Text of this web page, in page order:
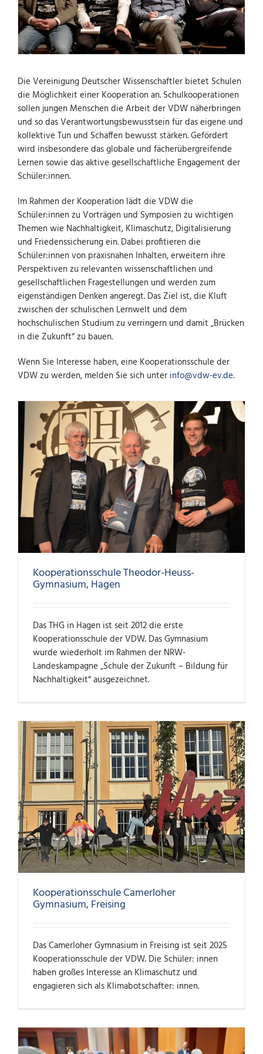
Die Vereinigung Deutscher Wissenschaftler bietet Schulen
die Möglichkeit einer Kooperation an. Schulkooperationen
sollen jungen Menschen die Arbeit der VDW näherbringen
und so das Verantwortungsbewusstsein für das eigene und
kollektive Tun und Schaffen bewusst stärken. Gefördert
wird insbesondere das globale und fächerübergreifende
Lernen sowie das aktive gesellschaftliche Engagement der
Schüler:innen.
Im Rahmen der Kooperation lädt die VDW die
Schüler:innen zu Vorträgen und Symposien zu wichtigen
Themen wie Nachhaltigkeit, Klimaschutz, Digitalisierung
und Friedenssicherung ein. Dabei profitieren die
Schüler:innen von praxisnahen Inhalten, erweitern ihre
Perspektiven zu relevanten wissenschaftlichen und
gesellschaftlichen Fragestellungen und werden zum
eigenständigen Denken angeregt. Das Ziel ist, die Kluft
zwischen der schulischen Lernwelt und dem
hochschulischen Studium zu verringern und damit „Brücken
in die Zukunft“ zu bauen.
Wenn Sie Interesse haben, eine Kooperationsschule der
VDW zu werden, melden Sie sich unter info@vdw-ev.de.
Kooperationsschule Theodor-Heuss-
Gymnasium, Hagen
Das THG in Hagen ist seit 2012 die erste
Kooperationsschule der VDW. Das Gymnasium
wurde wiederholt im Rahmen der NRW-
Landeskampagne „Schule der Zukunft – Bildung für
Nachhaltigkeit“ ausgezeichnet.
Kooperationsschule Camerloher
Gymnasium, Freising
Das Camerloher Gymnasium in Freising ist seit 2025
Kooperationsschule der VDW. Die Schüler: innen
haben großes Interesse an Klimaschutz und
engagieren sich als Klimabotschafter: innen.